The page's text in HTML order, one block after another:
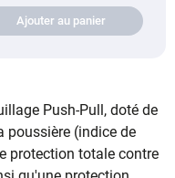
Ajouter au panier
Push-Pull, doté de
poussière (indice de
protection totale contre